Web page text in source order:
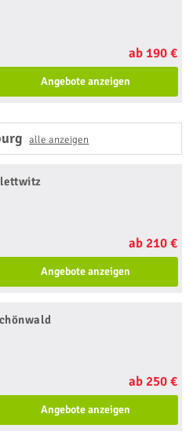
ab 190 €
Angebote anzeigen
alle anzeigen
ab 210 €
Angebote anzeigen
ab 250 €
Angebote anzeigen